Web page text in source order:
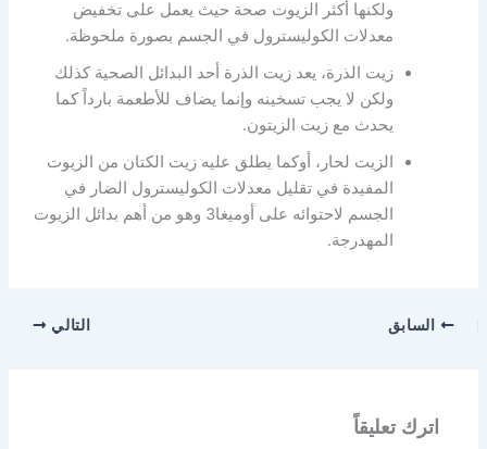
ولكنها أكثر الزيوت صحة حيث يعمل على تخفيض
معدلات الكوليسترول في الجسم بصورة ملحوظة.
زيت الذرة، يعد زيت الذرة أحد البدائل الصحية كذلك
ولكن لا يجب تسخينه وإنما يضاف للأطعمة بارداً كما
يحدث مع زيت الزيتون.
الزيت لحار، أوكما يطلق عليه زيت الكتان من الزيوت
المفيدة في تقليل معدلات الكوليسترول الضار في
الجسم لاحتوائه على أوميغا3 وهو من أهم بدائل الزيوت
المهدرجة.
السابق التالي
اترك تعليقاً